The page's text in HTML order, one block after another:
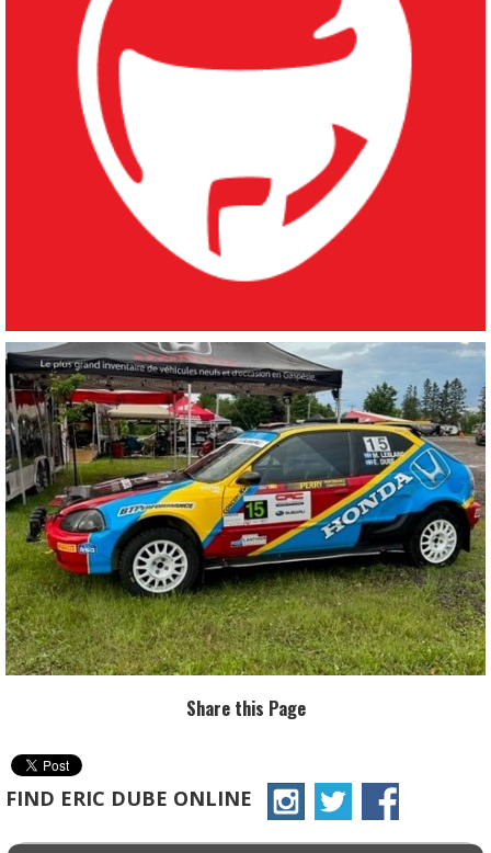
Share this Page
FIND ERIC DUBE ONLINE